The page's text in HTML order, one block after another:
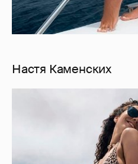
Настя Каменских